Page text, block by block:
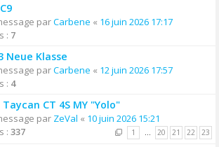
parCarbene « 16 juin 2026 17:17
: 7
Neue Klasse
parCarbene « 12 juin 2026 17:57
: 4
CT 4S MY "Yolo"
par ZeVal « 10 juin 2026 15:21
: 337 1 … 20 21 22 23